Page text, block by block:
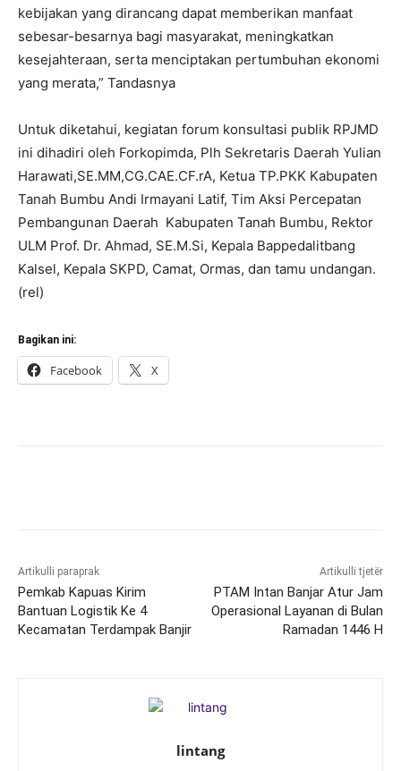
kebijakan yang dirancang dapat memberikan manfaat
sebesar-besarnya bagi masyarakat, meningkatkan
kesejahteraan, serta menciptakan pertumbuhan ekonomi
yang merata,” Tandasnya
Untuk diketahui, kegiatan forum konsultasi publik RPJMD
ini dihadiri oleh Forkopimda, Plh Sekretaris Daerah Yulian
Harawati,SE.MM,CG.CAE.CF.rA, Ketua TP.PKK Kabupaten
Tanah Bumbu Andi Irmayani Latif, Tim Aksi Percepatan
Pembangunan Daerah Kabupaten Tanah Bumbu, Rektor
ULM Prof. Dr. Ahmad, SE.M.Si, Kepala Bappedalitbang
Kalsel, Kepala SKPD, Camat, Ormas, dan tamu undangan.
(rel)
Bagikan ini:
Facebook X
Artikulli paraprak
Pemkab Kapuas Kirim
Bantuan Logistik Ke 4
Kecamatan Terdampak Banjir
Artikulli tjetër
PTAM Intan Banjar Atur Jam
Operasional Layanan di Bulan
Ramadan 1446 H
lintang